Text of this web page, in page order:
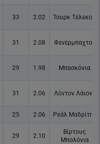
33 2.02 Τουρκ Τέλεκομ
31 2.08 Φενέρμπαχτσε
29 1.98 Μπασκόνια
31 2.06 Λόντον Λάιονς
25 2.06 Ρεάλ Μαδρίτης
29 2.10
Βίρτους
Μπολόνια